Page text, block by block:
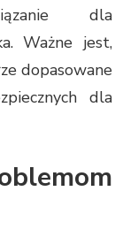
dla
Ważne jest,
dopasowane
dla